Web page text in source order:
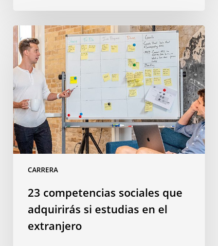
CARRERA
23
competencias
sociales
que
adquirirás
estudias
en
el
extranjero
23 competencias sociales que
adquirirás si estudias en el
extranjero